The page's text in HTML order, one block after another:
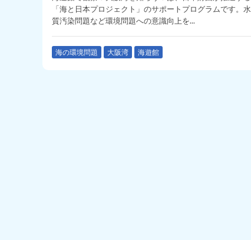
「海と日本プロジェクト」のサポートプログラムです。水
質汚染問題など環境問題への意識向上を...
海の環境問題 大阪湾 海遊館